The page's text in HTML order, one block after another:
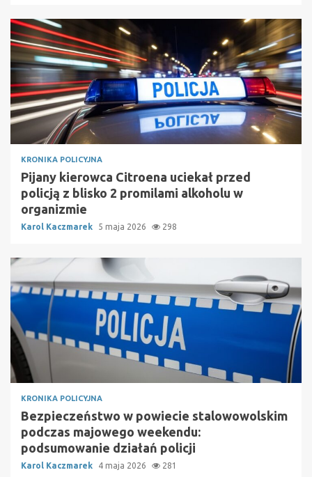
KRONIKA POLICYJNA
Pijany kierowca Citroena uciekał przed
policją z blisko 2 promilami alkoholu w
organizmie
Karol Kaczmarek 5 maja 2026 298
KRONIKA POLICYJNA
Bezpieczeństwo w powiecie stalowowolskim
podczas majowego weekendu:
podsumowanie działań policji
Karol Kaczmarek 4 maja 2026 281